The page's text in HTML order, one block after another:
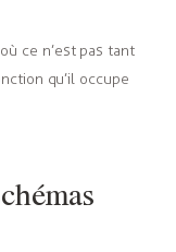
ce n’est pas tant
qu’il occupe